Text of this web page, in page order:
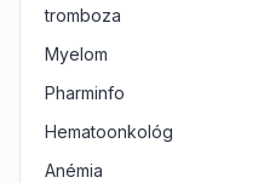
tromboza
Myelom
Pharminfo
Hematoonkológ
Anémia